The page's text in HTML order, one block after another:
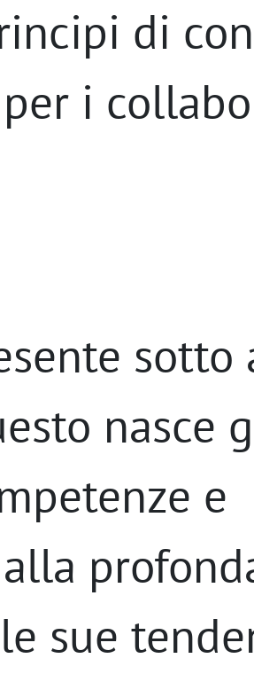
di
i
sotto
nasce
e
sue